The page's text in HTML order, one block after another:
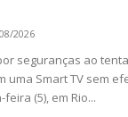
2026
seguranças ao
uma Smart TV sem
(5), em Rio...